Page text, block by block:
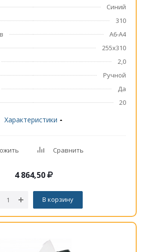
Синий
310
А6-А4
255х310
2,0
Ручной
Да
20
Характеристики
Сравнить
4 864,50
В корзину